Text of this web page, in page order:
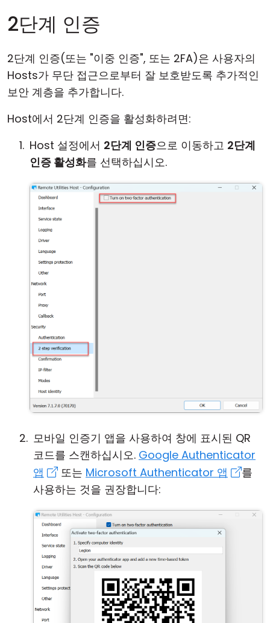
2단계 인증
2단계 인증(또는 "이중 인증", 또는 2FA)은 사용자의
Hosts가 무단 접근으로부터 잘 보호받도록 추가적인
보안 계층을 추가합니다.
Host에서 2단계 인증을 활성화하려면:
Host 설정에서 2단계 인증으로 이동하고 2단계
인증 활성화를 선택하십시오.
모바일 인증기 앱을 사용하여 창에 표시된 QR
코드를 스캔하십시오. Google Authenticator
앱
또는 Microsoft Authenticator 앱
를
사용하는 것을 권장합니다: